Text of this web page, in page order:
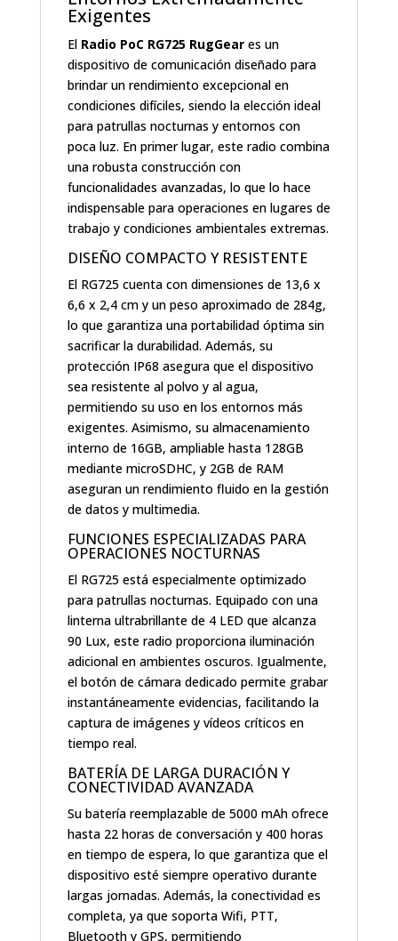
Exigentes
El Radio PoC RG725 RugGeares un
dispositivo de comunicación diseñado para
brindar un rendimiento excepcional en
condiciones difíciles, siendo la elección ideal
para patrullas nocturnas y entornos con
poca luz. En primer lugar, este radio combina
una robusta construcción con
funcionalidades avanzadas, lo que lo hace
indispensable para operaciones en lugares de
trabajo y condiciones ambientales extremas.
DISEÑO COMPACTO Y RESISTENTE
El RG725 cuenta con dimensiones de 13,6 x
6,6 x 2,4 cm y un peso aproximado de 284g,
lo que garantiza una portabilidad óptima sin
sacrificar la durabilidad. Además, su
protección IP68 asegura que el dispositivo
sea resistente al polvo y al agua,
permitiendo su uso en los entornos más
exigentes. Asimismo, su almacenamiento
interno de 16GB, ampliable hasta 128GB
mediante microSDHC, y 2GB de RAM
aseguran un rendimiento fluido en la gestión
de datos y multimedia.
FUNCIONES ESPECIALIZADAS PARA
OPERACIONES NOCTURNAS
El RG725 está especialmente optimizado
para patrullas nocturnas. Equipado con una
linterna ultrabrillante de 4 LED que alcanza
90 Lux, este radio proporciona iluminación
adicional en ambientes oscuros. Igualmente,
el botón de cámara dedicado permite grabar
instantáneamente evidencias, facilitando la
captura de imágenes y vídeos críticos en
tiempo real.
BATERÍA DE LARGA DURACIÓN Y
CONECTIVIDAD AVANZADA
Su batería reemplazable de 5000 mAh ofrece
hasta 22 horas de conversación y 400 horas
en tiempo de espera, lo que garantiza que el
dispositivo esté siempre operativo durante
largas jornadas. Además, la conectividad es
completa, ya que soporta Wifi, PTT,
Bluetooth y GPS, permitiendo